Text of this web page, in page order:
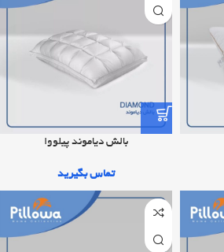
بالش دیاموند پیلووا
تماس بگیرید